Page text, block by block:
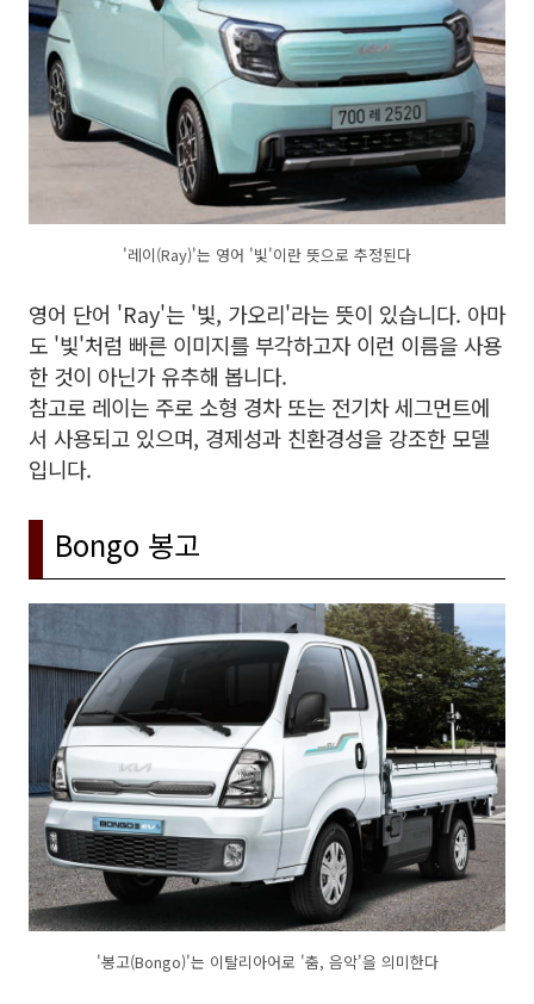
'레이(Ray)'는 영어 '빛'이란 뜻으로 추정된다
영어 단어 'Ray'는 '빛, 가오리'라는 뜻이 있습니다. 아마
도 '빛'처럼 빠른 이미지를 부각하고자 이런 이름을 사용
한 것이 아닌가 유추해 봅니다.
참고로 레이는 주로 소형 경차 또는 전기차 세그먼트에
서 사용되고 있으며, 경제성과 친환경성을 강조한 모델
입니다.
Bongo 봉고
'봉고(Bongo)'는 이탈리아어로 '춤, 음악'을 의미한다